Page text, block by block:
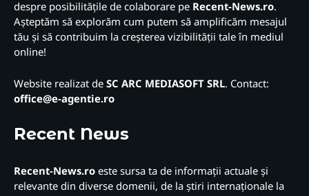
despre posibilitățile de colaborare pe Recent-News.ro.
Așteptăm să explorăm cum putem să amplificăm mesajul
tău și să contribuim la creșterea vizibilității tale în mediul
online!
Website realizat de SC ARC MEDIASOFT SRL. Contact:
office@e-agentie.ro
Recent News
Recent-News.ro este sursa ta de informații actuale și
relevante din diverse domenii, de la știri internaționale la